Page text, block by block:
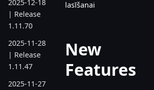
2025-12-18
| Release
1.11.70
2025-11-28
| Release
1.11.47
2025-11-27
lasīšanai
New
Features